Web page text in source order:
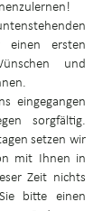
einen ersten
und
eingegangen
sorgfältig.
setzen wir
mit Ihnen in
Zeit nichts
bitte einen